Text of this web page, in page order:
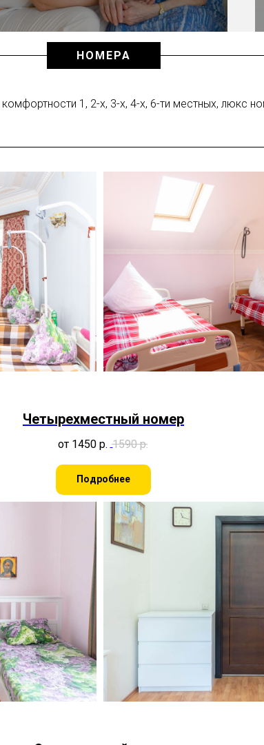
НОМЕРА
1, 2-х, 3-х, 4-х, 6-ти местных, люкс
Четырехместный номер
от 1450 р. 1590 р.
Подробнее